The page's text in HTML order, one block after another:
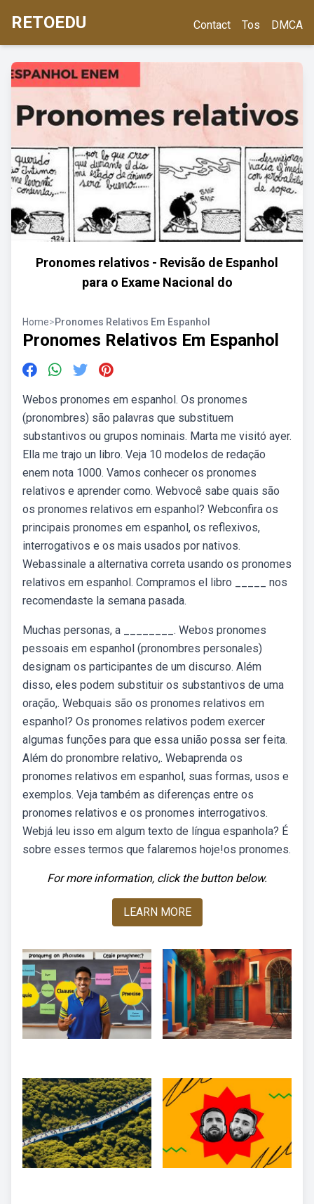
RETOEDU Contact Tos DMCA
Pronomes relativos - Revisão de Espanhol
para o Exame Nacional do
Home>Pronomes Relativos Em Espanhol
Pronomes Relativos Em Espanhol
Webos pronomes em espanhol. Os pronomes
(pronombres) são palavras que substituem
substantivos ou grupos nominais. Marta me visitó ayer.
Ella me trajo un libro. Veja 10 modelos de redação
enem nota 1000. Vamos conhecer os pronomes
relativos e aprender como. Webvocê sabe quais são
os pronomes relativos em espanhol? Webconfira os
principais pronomes em espanhol, os reflexivos,
interrogativos e os mais usados por nativos.
Webassinale a alternativa correta usando os pronomes
relativos em espanhol. Compramos el libro _____ nos
recomendaste la semana pasada.
Muchas personas, a ________. Webos pronomes
pessoais em espanhol (pronombres personales)
designam os participantes de um discurso. Além
disso, eles podem substituir os substantivos de uma
oração,. Webquais são os pronomes relativos em
espanhol? Os pronomes relativos podem exercer
algumas funções para que essa união possa ser feita.
Além do pronombre relativo,. Webaprenda os
pronomes relativos em espanhol, suas formas, usos e
exemplos. Veja também as diferenças entre os
pronomes relativos e os pronomes interrogativos.
Webjá leu isso em algum texto de língua espanhola? É
sobre esses termos que falaremos hoje!os pronomes.
For more information, click the button below.
LEARN MORE